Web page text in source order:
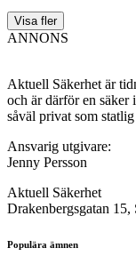
Visa fler
ANNONS
Aktuell Säkerhet är
och är därför en säker
såväl privat som
Ansvarig utgivare:
Jenny Persson
Aktuell Säkerhet
Drakenbergsgatan 15,
Populära ämnen